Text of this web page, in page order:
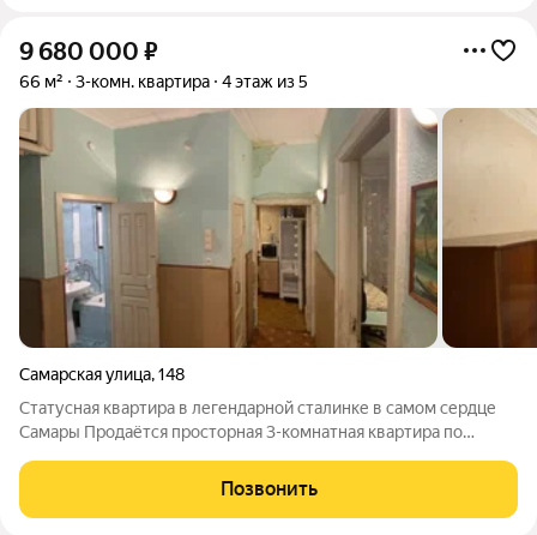
9 680 000 ₽
66 м² 3-комн. квартира 4 этаж из 5
Самарская улица,148
Статусная квартира в легендарной сталинке в самом сердце
Самары Продаётся просторная 3-комнатная квартира по
кто ценит не только квадратные метры, но и атмосферу,
историю и престиж. Дом
Позвонить